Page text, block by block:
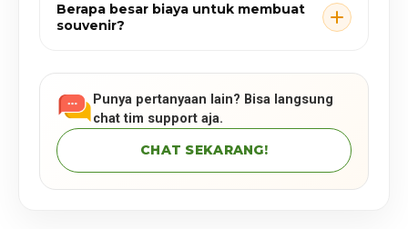
Berapa besar biaya untuk membuat
souvenir?
Punya pertanyaan lain? Bisa langsung
chat tim support aja.
CHAT SEKARANG!